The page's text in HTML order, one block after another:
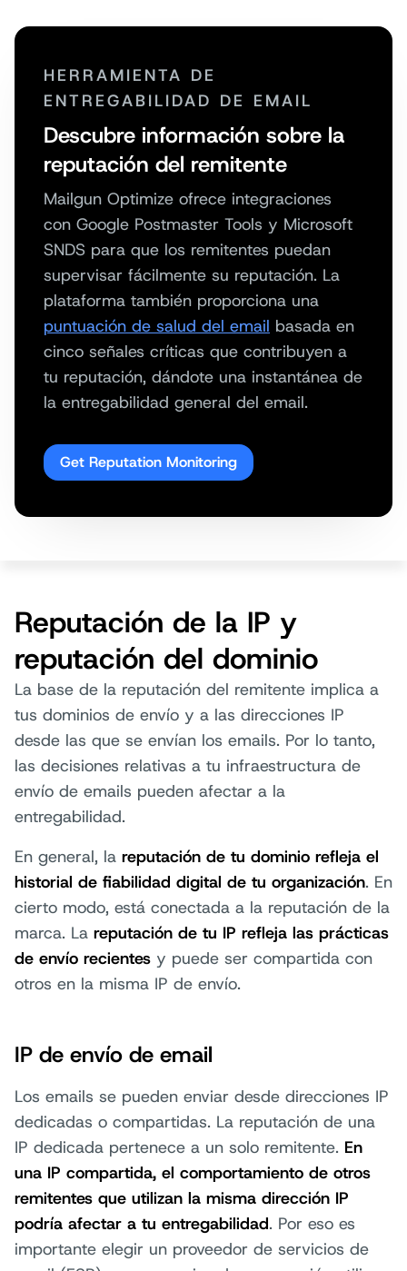
HERRAMIENTA DE
ENTREGABILIDAD DE EMAIL
Descubre información sobre la
reputación del remitente
Mailgun Optimize ofrece integraciones
con Google Postmaster Tools y Microsoft
SNDS para que los remitentes puedan
supervisar fácilmente su reputación. La
plataforma también proporciona una
puntuación de salud del email basada en
cinco señales críticas que contribuyen a
tu reputación, dándote una instantánea de
la entregabilidad general del email.
Get Reputation Monitoring
Reputación de la IP y
reputación del dominio
La base de la reputación del remitente implica a
tus dominios de envío y a las direcciones IP
desde las que se envían los emails. Por lo tanto,
las decisiones relativas a tu infraestructura de
envío de emails pueden afectar a la
entregabilidad.
En general, la reputación de tu dominio refleja el
historial de fiabilidad digital de tu organización. En
cierto modo, está conectada a la reputación de la
marca. La reputación de tu IP refleja las prácticas
de envío recientes y puede ser compartida con
otros en la misma IP de envío.
IP de envío de email
Los emails se pueden enviar desde direcciones IP
dedicadas o compartidas. La reputación de una
IP dedicada pertenece a un solo remitente. En
una IP compartida, el comportamiento de otros
remitentes que utilizan la misma dirección IP
podría afectar a tu entregabilidad. Por eso es
importante elegir un proveedor de servicios de